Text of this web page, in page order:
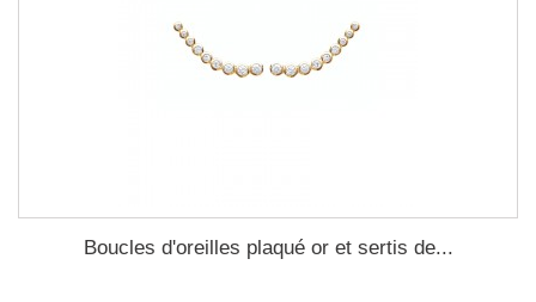
Boucles d'oreilles plaqué or et sertis de...